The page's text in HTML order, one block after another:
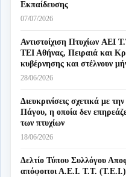
Εκπαίδευσης
07/07/2026
Αντιστοίχιση Πτυχίων AEI
ΤΕΙ Αθήνας, Πειραιά και
κυβέρνησης και στέλνουν
28/06/2026
Διευκρινίσεις σχετικά με
Πάγου, η οποία δεν
των πτυχίων
18/06/2026
Δελτίο Τύπου Συλλόγου
απόφοιτοι Α.Ε.Ι. Τ.Τ.